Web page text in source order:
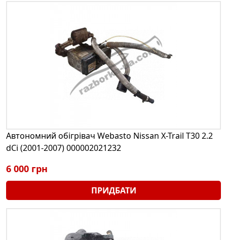
Автономний обігрівач Webasto Nissan X-Trail T30 2.2
dCi (2001-2007) 000002021232
6 000 грн
ПРИДБАТИ